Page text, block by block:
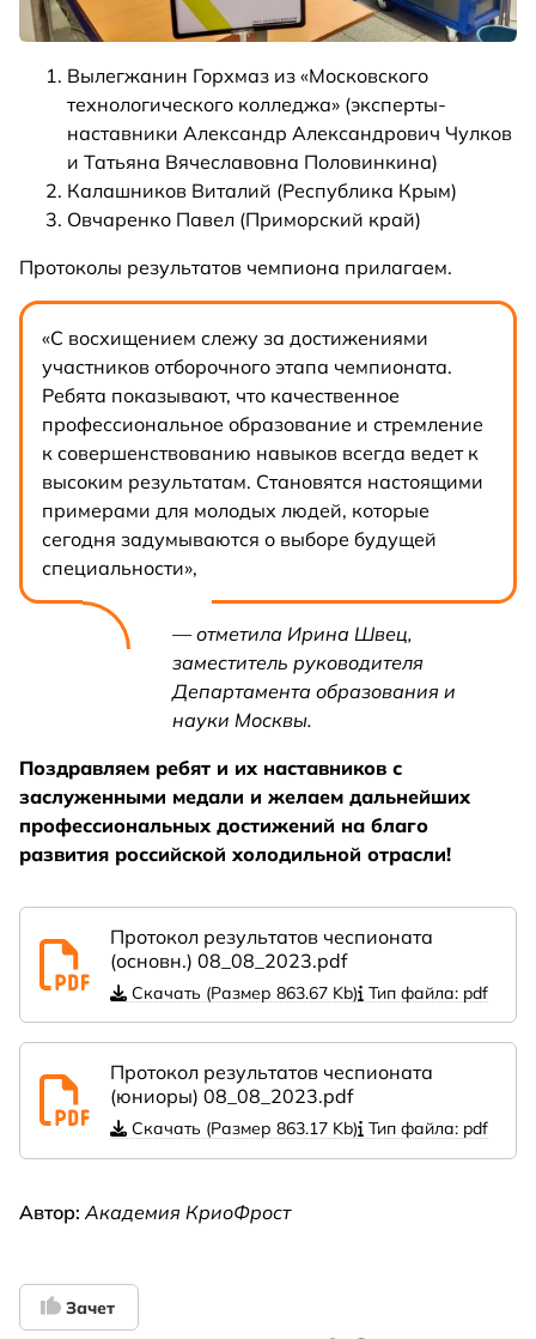
Вылегжанин Горхмаз из «Московского
технологического колледжа» (эксперты-
наставники Александр Александрович Чулков
и Татьяна Вячеславовна Половинкина)
Калашников Виталий (Республика Крым)
Овчаренко Павел (Приморский край)
Протоколы результатов чемпиона прилагаем.
«С восхищением слежу за достижениями
участников отборочного этапа чемпионата.
Ребята показывают, что качественное
профессиональное образование и стремление
к совершенствованию навыков всегда ведет к
высоким результатам. Становятся настоящими
примерами для молодых людей, которые
сегодня задумываются о выборе будущей
специальности»,
— отметила Ирина Швец,
заместитель руководителя
Департамента образования и
науки Москвы.
Поздравляем ребят и их наставников с
заслуженными медали и желаем дальнейших
профессиональных достижений на благо
развития российской холодильной отрасли!
Протокол результатов чеспионата
(основн.) 08_08_2023.pdf
Скачать (Размер 863.67 Kb) Тип файла: pdf
Протокол результатов чеспионата
(юниоры) 08_08_2023.pdf
Скачать (Размер 863.17 Kb) Тип файла: pdf
Автор: Академия КриоФрост
Зачет